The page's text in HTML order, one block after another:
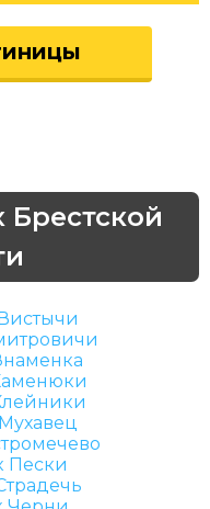
Брестской
Пески